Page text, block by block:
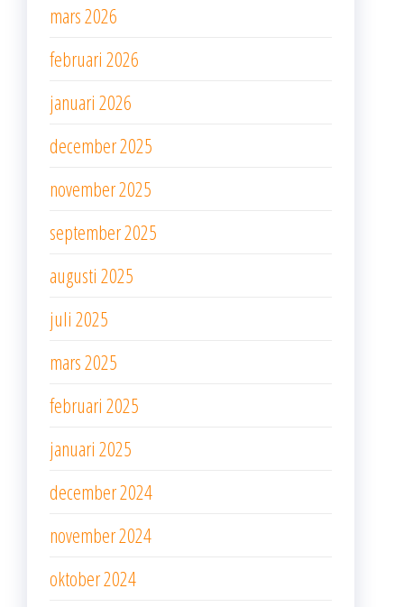
mars 2026
februari 2026
januari 2026
december 2025
november 2025
september 2025
augusti 2025
juli 2025
mars 2025
februari 2025
januari 2025
december 2024
november 2024
oktober 2024